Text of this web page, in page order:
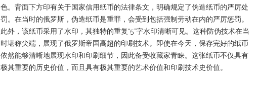
色。背面下方印有关于国家信用纸币的法律条文，明确规定了伪造纸币的严厉处
罚。在当时的俄罗斯，伪造纸币是重罪，会受到包括强制劳动在内的严厉惩罚。
此外，该纸币采用了水印，其独特的重复“5”字水印清晰可见。这种防伪技术在当
时堪称尖端，展现了俄罗斯帝国高超的印刷技术。即使在今天，保存完好的纸币
依然能够清晰地展现水印和印刷细节，因此备受收藏家青睐。这张纸币不仅具有
极其重要的历史价值，而且具有极其重要的艺术价值和印刷技术史价值。